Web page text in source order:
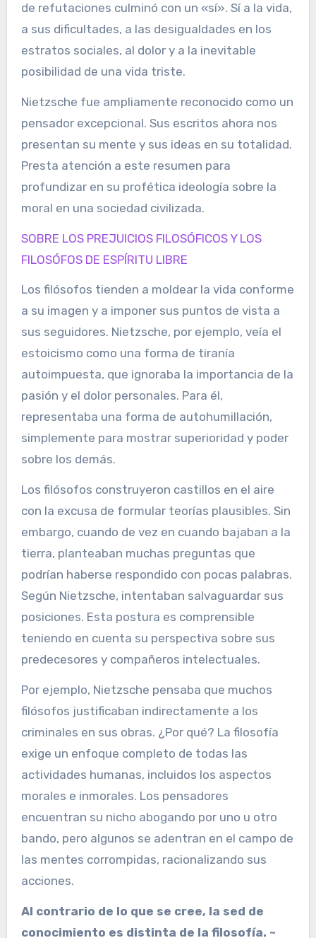
de refutaciones culminó con un «sí». Sí a la vida,
a sus dificultades, a las desigualdades en los
estratos sociales, al dolor y a la inevitable
posibilidad de una vida triste.
Nietzsche fue ampliamente reconocido como un
pensador excepcional. Sus escritos ahora nos
presentan su mente y sus ideas en su totalidad.
Presta atención a este resumen para
profundizar en su profética ideología sobre la
moral en una sociedad civilizada.
SOBRE LOS PREJUICIOS FILOSÓFICOS Y LOS
FILOSÓFOS DE ESPÍRITU LIBRE
Los filósofos tienden a moldear la vida conforme
a su imagen y a imponer sus puntos de vista a
sus seguidores. Nietzsche, por ejemplo, veía el
estoicismo como una forma de tiranía
autoimpuesta, que ignoraba la importancia de la
pasión y el dolor personales. Para él,
representaba una forma de autohumillación,
simplemente para mostrar superioridad y poder
sobre los demás.
Los filósofos construyeron castillos en el aire
con la excusa de formular teorías plausibles. Sin
embargo, cuando de vez en cuando bajaban a la
tierra, planteaban muchas preguntas que
podrían haberse respondido con pocas palabras.
Según Nietzsche, intentaban salvaguardar sus
posiciones. Esta postura es comprensible
teniendo en cuenta su perspectiva sobre sus
predecesores y compañeros intelectuales.
Por ejemplo, Nietzsche pensaba que muchos
filósofos justificaban indirectamente a los
criminales en sus obras. ¿Por qué? La filosofía
exige un enfoque completo de todas las
actividades humanas, incluidos los aspectos
morales e inmorales. Los pensadores
encuentran su nicho abogando por uno u otro
bando, pero algunos se adentran en el campo de
las mentes corrompidas, racionalizando sus
acciones.
Al contrario de lo que se cree, la sed de
conocimiento es distinta de la filosofía. ~